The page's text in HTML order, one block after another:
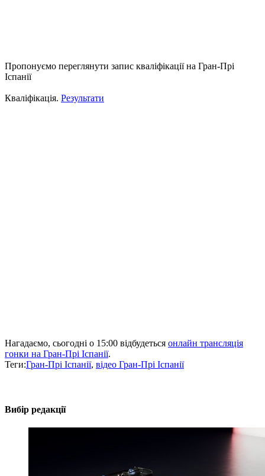
Пропонуємо переглянути запис кваліфікації на Гран-Прі
Іспанії
Кваліфікація. Результати
Нагадаємо, сьогодні о 15:00 відбудеться онлайн трансляція
гонки на Гран-Прі Іспанії.
Теги:Гран-Прі Іспанії, відео Гран-Прі Іспанії
Вибір редакції